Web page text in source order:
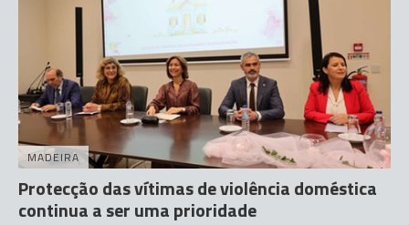
MADEIRA
Protecção das vítimas de violência doméstica
continua a ser uma prioridade